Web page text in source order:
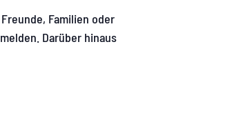
Familien oder
Darüber hinaus